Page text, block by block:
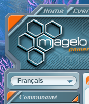
Français
Communauté